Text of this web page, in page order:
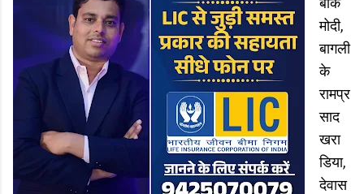
बीके
मोदी,
बागली
के
रामप्र
साद
खरा
डिया,
देवास